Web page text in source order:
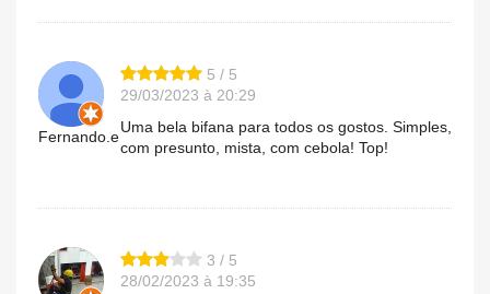
Fernando.e
5 / 5
29/03/2023 à 20:29
Uma bela bifana para todos os gostos. Simples,
com presunto, mista, com cebola! Top!
3 / 5
28/02/2023 à 19:35